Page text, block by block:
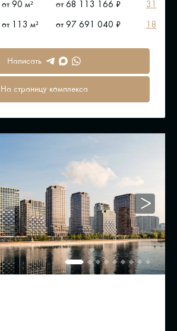
от 90 м² от 68 113 166 ₽
31
от 113 м² от 97 691 040 ₽ 18
Написать
На страницу комплекса